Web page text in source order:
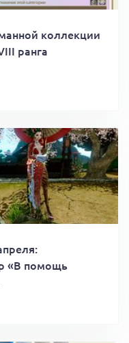
коллекции
ранга
«В помощь